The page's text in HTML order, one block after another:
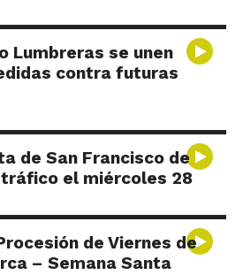
Lumbreras se unen
contra futuras
de San Francisco de
el miércoles 28
de Viernes de
– Semana Santa